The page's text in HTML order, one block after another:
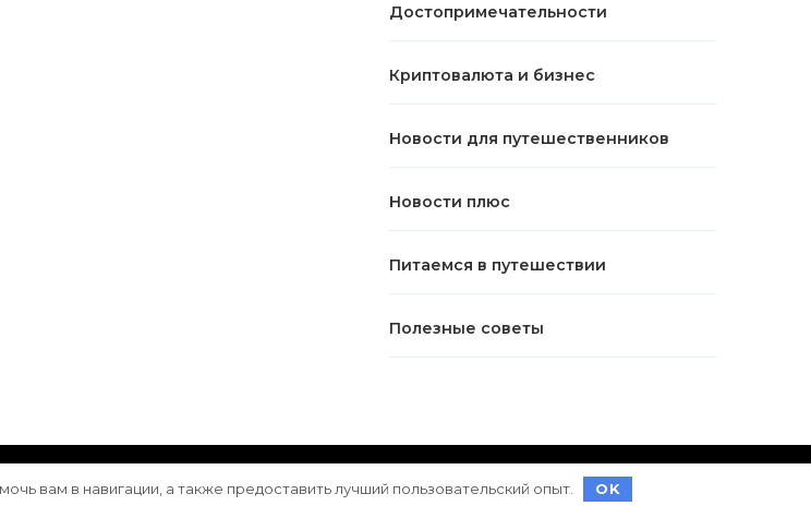
Достопримечательности
Криптовалюта и бизнес
Новости для путешественников
Новости плюс
Питаемся в путешествии
Полезные советы
WordPress
вам в навигации, а также предоставить лучший пользовательский опыт. OK